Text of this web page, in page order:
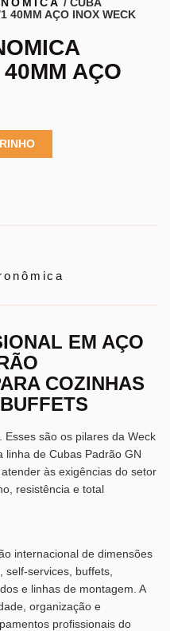
40MM AÇO INOX WECK
AÇO
EM AÇO
COZINHAS
são os pilares da Weck
linha de Cubas Padrão GN
às exigências do setor
resistência e total
internacional de dimensões
self-services, buffets,
e linhas de montagem. A
organização e
profissionais do